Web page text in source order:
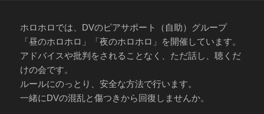
ホロホロでは、DVのピアサポート（自助）グループ
「昼のホロホロ」「夜のホロホロ」を開催しています。
アドバイスや批判をされることなく、ただ話し、聴くだ
けの会です。
ルールにのっとり、安全な方法で行います。
一緒にDVの混乱と傷つきから回復しませんか。